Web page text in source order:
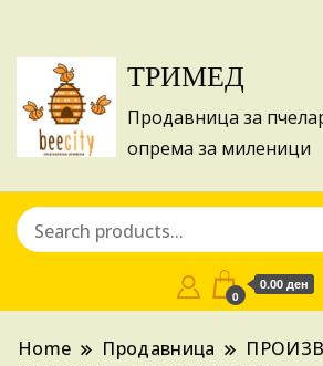
ТРИМЕД
Продавница за
опрема за миленици
0
0.00 ден
Home Продавница